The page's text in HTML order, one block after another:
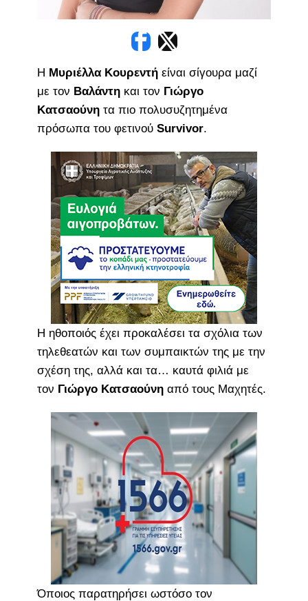
Η Μυριέλλα Κουρεντήείναι σίγουρα μαζί
με τον Βαλάντηκαι τον Γιώργο
Κατσαούνητα πιο πολυσυζητημένα
πρόσωπα του φετινού Survivor.
Η ηθοποιός έχει προκαλέσει τα σχόλια των
τηλεθεατών και των συμπαικτών της με την
σχέση της, αλλά και τα… καυτά φιλιά με
τον Γιώργο Κατσαούνηαπό τους Μαχητές.
Όποιος παρατηρήσει ωστόσο τον